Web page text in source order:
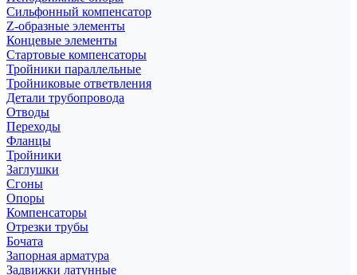
Cильфонный компенсатор
Z-образные элементы
Концевые элементы
Стартовые компенсаторы
Тройники параллельные
Тройниковые ответвления
Детали трубопровода
Отводы
Переходы
Фланцы
Тройники
Заглушки
Сгоны
Опоры
Компенсаторы
Отрезки трубы
Бочата
Запорная арматура
Задвижки латунные